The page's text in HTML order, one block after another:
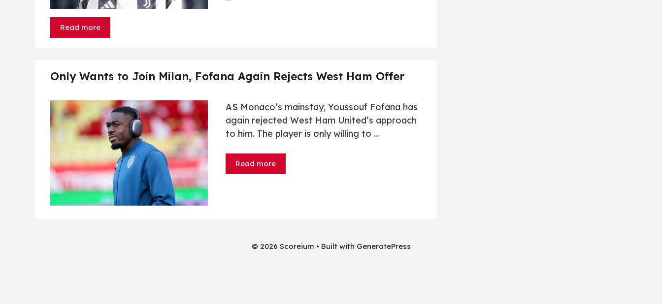
Read more
Only Wants to Join Milan, Fofana Again Rejects West Ham Offer
AS Monaco’s mainstay, Youssouf Fofana has
again rejected West Ham United’s approach
to him. The player is only willing to …
Read more
© 2026 Scoreium • Built with GeneratePress